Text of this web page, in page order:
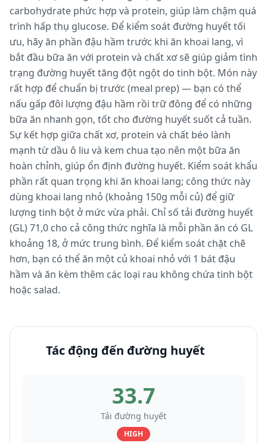
carbohydrate phức hợp và protein, giúp làm chậm quá
trình hấp thụ glucose. Để kiểm soát đường huyết tối
ưu, hãy ăn phần đậu hầm trước khi ăn khoai lang, vì
bắt đầu bữa ăn với protein và chất xơ sẽ giúp giảm tình
trạng đường huyết tăng đột ngột do tinh bột. Món này
rất hợp để chuẩn bị trước (meal prep) — bạn có thể
nấu gấp đôi lượng đậu hầm rồi trữ đông để có những
bữa ăn nhanh gọn, tốt cho đường huyết suốt cả tuần.
Sự kết hợp giữa chất xơ, protein và chất béo lành
mạnh từ dầu ô liu và kem chua tạo nên một bữa ăn
hoàn chỉnh, giúp ổn định đường huyết. Kiểm soát khẩu
phần rất quan trọng khi ăn khoai lang; công thức này
dùng khoai lang nhỏ (khoảng 150g mỗi củ) để giữ
lượng tinh bột ở mức vừa phải. Chỉ số tải đường huyết
(GL) 71,0 cho cả công thức nghĩa là mỗi phần ăn có GL
khoảng 18, ở mức trung bình. Để kiểm soát chặt chẽ
hơn, bạn có thể ăn một củ khoai nhỏ với 1 bát đậu
hầm và ăn kèm thêm các loại rau không chứa tinh bột
hoặc salad.
Tác động đến đường huyết
33.7
Tải đường huyết
HIGH